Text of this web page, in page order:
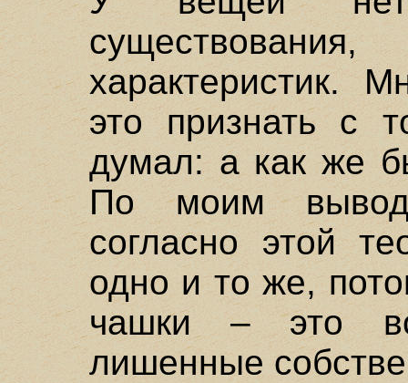
характеристик.
это признать с
думал: а как же
По моим
согласно этой
одно и то же,
чашки – это
лишенные